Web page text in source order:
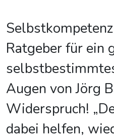
Ratgeber für ein
Augen von Jörg
Widerspruch!
dabei helfen,